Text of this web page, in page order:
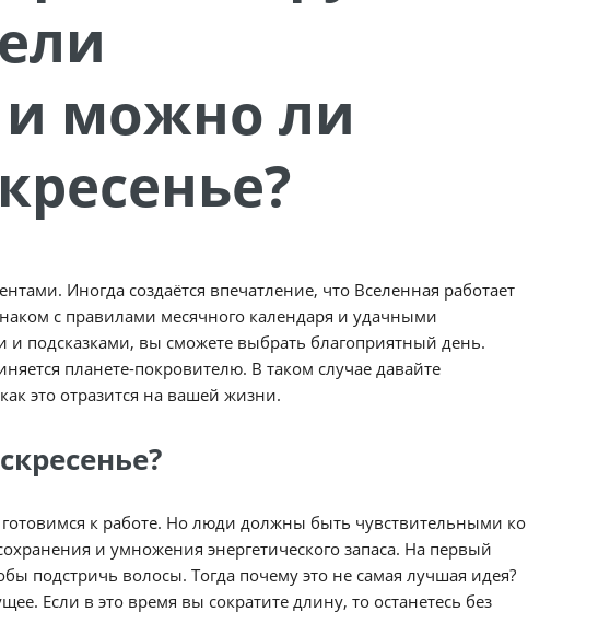
и можно ли
Иногда создаётся впечатление, что Вселенная работает
с правилами месячного календаря и удачными
подсказками, вы сможете выбрать благоприятный день.
планете-покровителю. В таком случае давайте
это отразится на вашей жизни.
к работе. Но люди должны быть чувствительными ко
и умножения энергетического запаса. На первый
подстричь волосы. Тогда почему это не самая лучшая идея?
Если в это время вы сократите длину, то останетесь без